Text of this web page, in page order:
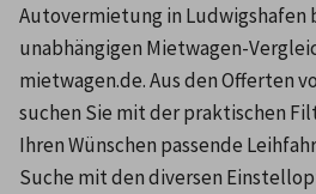
Autovermietung in Ludwigshafen
unabhängigen Mietwagen-
mietwagen.de. Aus den Offerten
suchen Sie mit der praktischen
Ihren Wünschen passende
Suche mit den diversen